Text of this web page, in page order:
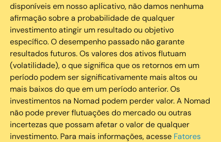
disponíveis em nosso aplicativo, não damos nenhuma
afirmação sobre a probabilidade de qualquer
investimento atingir um resultado ou objetivo
específico. O desempenho passado não garante
resultados futuros. Os valores dos ativos flutuam
(volatilidade), o que significa que os retornos em um
período podem ser significativamente mais altos ou
mais baixos do que em um período anterior. Os
investimentos na Nomad podem perder valor. A Nomad
não pode prever flutuações do mercado ou outras
incertezas que possam afetar o valor de qualquer
investimento. Para mais informações, acesse Fatores